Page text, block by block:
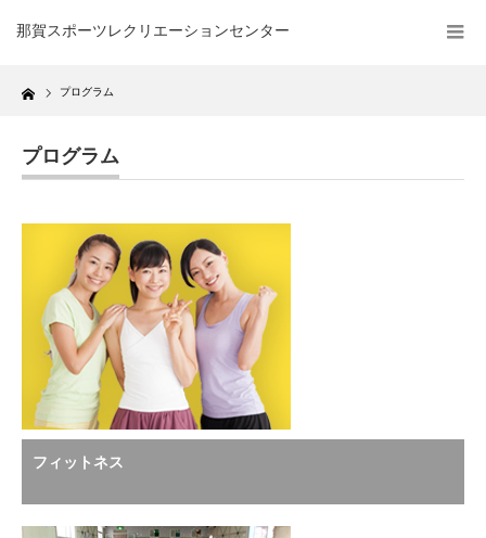
那賀スポーツレクリエーションセンター
Home プログラム
プログラム
フィットネス